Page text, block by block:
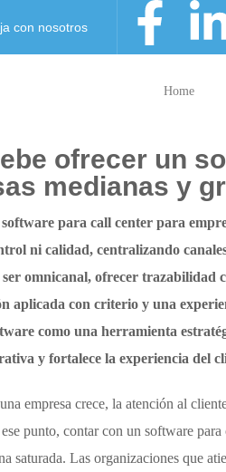
con nosotros
Home
ofrecer un
medianas y
para call center para
ni calidad, centralizando
ser omnicanal, ofrecer trazabilidad
aplicada con criterio y una
como una herramienta
y fortalece la experiencia del
empresa crece, la atención al
punto, contar con un software para
saturada. Las organizaciones que